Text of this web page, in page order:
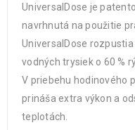
UniversalDose je
navrhnutá na použitie
UniversalDose
vodných trysiek o 60 %
V priebehu hodinového
prináša extra výkon a
teplotách.